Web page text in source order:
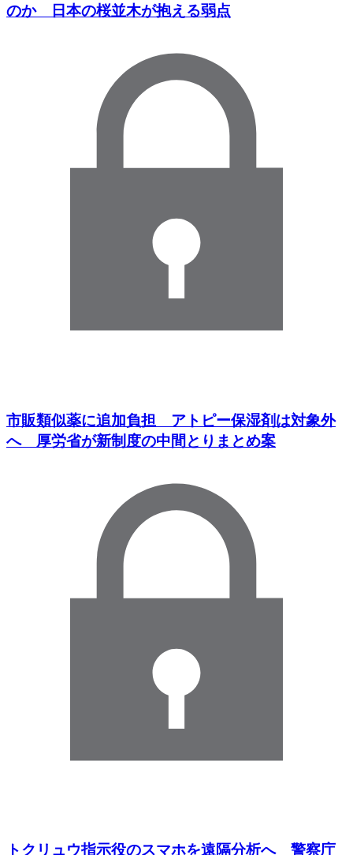
のか 日本の桜並木が抱える弱点
市販類似薬に追加負担 アトピー保湿剤は対象外
へ 厚労省が新制度の中間とりまとめ案
トクリュウ指示役のスマホを遠隔分析へ 警察庁